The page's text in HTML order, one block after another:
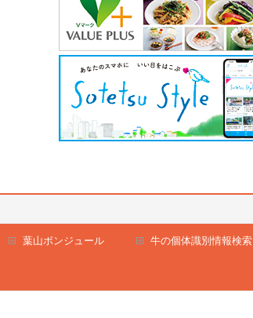
葉山ボンジュール 牛の個体識別情報検索